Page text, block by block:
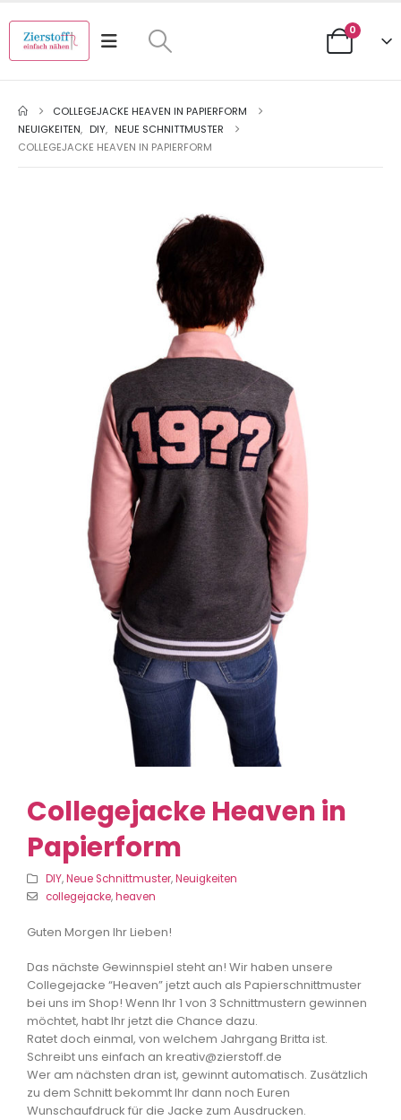
0
COLLEGEJACKE HEAVEN IN PAPIERFORM
NEUIGKEITEN, DIY, NEUE SCHNITTMUSTER
COLLEGEJACKE HEAVEN IN PAPIERFORM
Collegejacke Heaven in
Papierform
DIY,Neue Schnittmuster,Neuigkeiten
collegejacke,heaven
Guten Morgen Ihr Lieben!
Das nächste Gewinnspiel steht an! Wir haben unsere
Collegejacke “Heaven” jetzt auch als Papierschnittmuster
bei uns im Shop! Wenn Ihr 1 von 3 Schnittmustern gewinnen
möchtet, habt Ihr jetzt die Chance dazu.
Ratet doch einmal, von welchem Jahrgang Britta ist.
Schreibt uns einfach an kreativ@zierstoff.de
Wer am nächsten dran ist, gewinnt automatisch. Zusätzlich
zu dem Schnitt bekommt Ihr dann noch Euren
Wunschaufdruck für die Jacke zum Ausdrucken.